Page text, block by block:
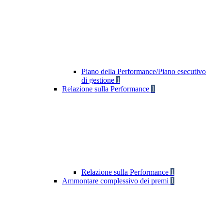
Piano della Performance/Piano esecutivo
di gestione 1
Relazione sulla Performance 1
Relazione sulla Performance 1
Ammontare complessivo dei premi 1